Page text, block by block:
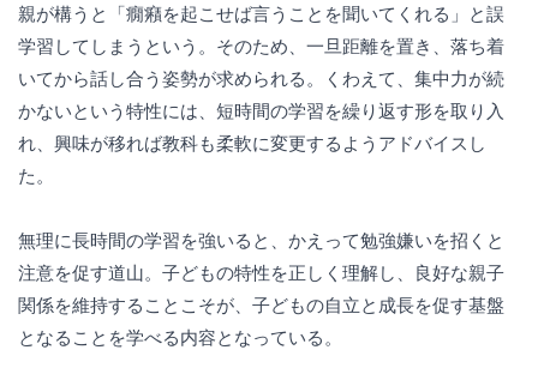
親が構うと「癇癪を起こせば言うことを聞いてくれる」と誤
学習してしまうという。そのため、一旦距離を置き、落ち着
いてから話し合う姿勢が求められる。くわえて、集中力が続
かないという特性には、短時間の学習を繰り返す形を取り入
れ、興味が移れば教科も柔軟に変更するようアドバイスし
た。
無理に長時間の学習を強いると、かえって勉強嫌いを招くと
注意を促す道山。子どもの特性を正しく理解し、良好な親子
関係を維持することこそが、子どもの自立と成長を促す基盤
となることを学べる内容となっている。